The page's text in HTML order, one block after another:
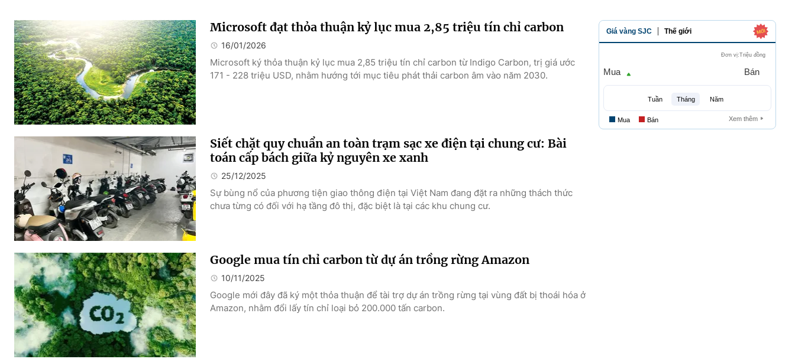
Microsoft đạt thỏa thuận kỷ lục mua 2,85 triệu tín chỉ carbon
16/01/2026
Microsoft ký thỏa thuận kỷ lục mua 2,85 triệu tín chỉ carbon từ Indigo Carbon, trị giá ước
171 - 228 triệu USD, nhằm hướng tới mục tiêu phát thải carbon âm vào năm 2030.
Siết chặt quy chuẩn an toàn trạm sạc xe điện tại chung cư: Bài
toán cấp bách giữa kỷ nguyên xe xanh
25/12/2025
Sự bùng nổ của phương tiện giao thông điện tại Việt Nam đang đặt ra những thách thức
chưa từng có đối với hạ tầng đô thị, đặc biệt là tại các khu chung cư.
Google mua tín chỉ carbon từ dự án trồng rừng Amazon
10/11/2025
Google mới đây đã ký một thỏa thuận để tài trợ dự án trồng rừng tại vùng đất bị thoái hóa ở
Amazon, nhằm đổi lấy tín chỉ loại bỏ 200.000 tấn carbon.